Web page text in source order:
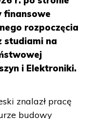
finansowe
rozpoczęcia
studiami na
i Elektroniki.
znalazł pracę
budowy